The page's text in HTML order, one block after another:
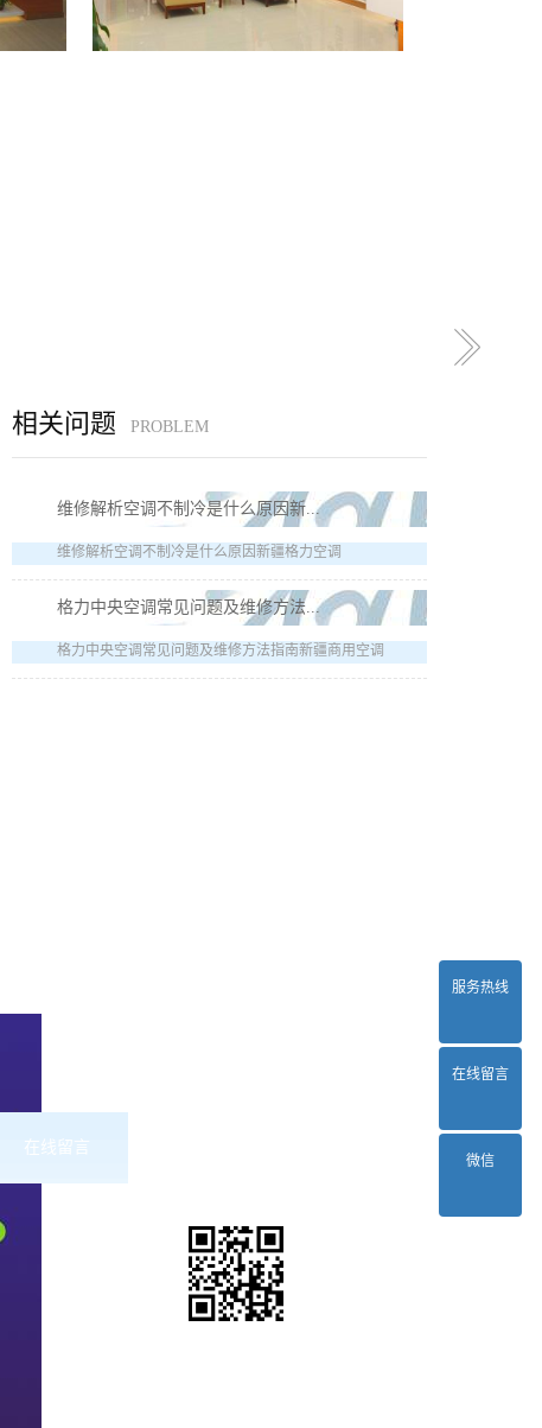
相关问题 PROBLEM
维修解析空调不制冷是什么原因新...
维修解析空调不制冷是什么原因新疆格力空调
格力中央空调常见问题及维修方法...
格力中央空调常见问题及维修方法指南新疆商用空调
在线留言
服务热线
在线留言
微信